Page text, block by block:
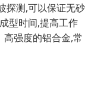
探测,可以保证无砂
型时间,提高工作
强度的铝合金,常